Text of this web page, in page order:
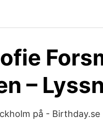
–
på - Birthday.se